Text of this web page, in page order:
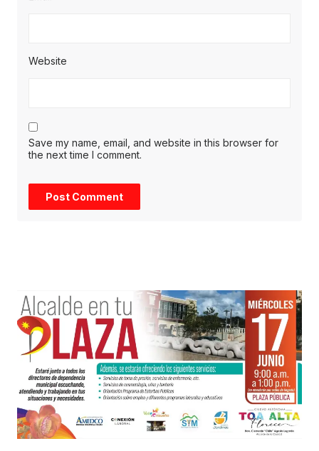
Website
Save my name, email, and website in this browser for
the next time I comment.